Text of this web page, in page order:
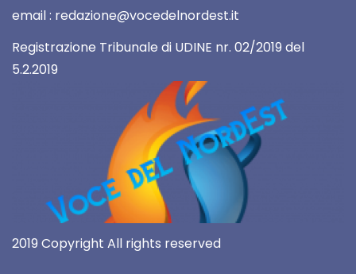
email : redazione@vocedelnordest.it
Registrazione Tribunale di UDINE nr. 02/2019 del
5.2.2019
2019 Copyright All rights reserved